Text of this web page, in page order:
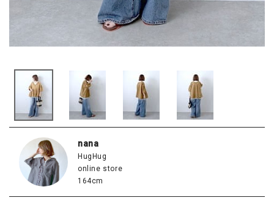
nana
HugHug
online store
164cm